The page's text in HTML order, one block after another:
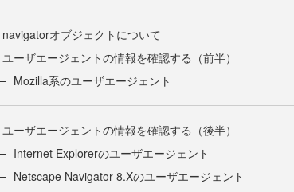
navigatorオブジェクトについて
ユーザエージェントの情報を確認する（前半）
Mozilla系のユーザエージェント
ユーザエージェントの情報を確認する（後半）
Internet Explorerのユーザエージェント
Netscape Navigator 8.Xのユーザエージェント